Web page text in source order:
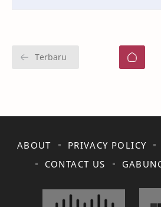
ABOUT PRIVACY POLICY
CONTACT US